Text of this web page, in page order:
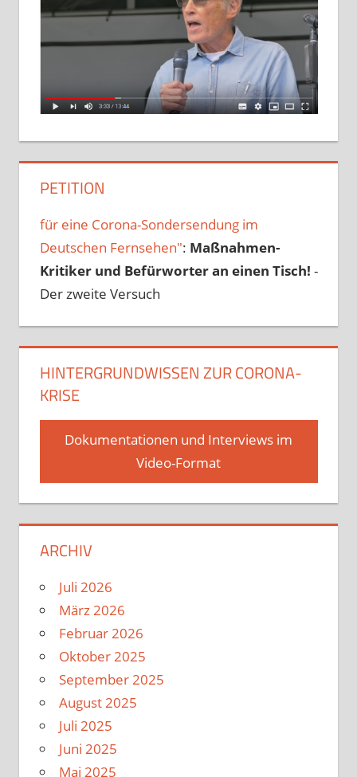
PETITION
für eine Corona-Sondersendung im
Deutschen Fernsehen": Maßnahmen-
Kritiker und Befürworter an einen Tisch! -
Der zweite Versuch
HINTERGRUNDWISSEN ZUR CORONA-
KRISE
Dokumentationen und Interviews im
Video-Format
ARCHIV
Juli 2026
März 2026
Februar 2026
Oktober 2025
September 2025
August 2025
Juli 2025
Juni 2025
Mai 2025